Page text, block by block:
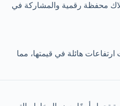
محفظة رقمية والمشاركة في
هائلة في قيمتها، مما